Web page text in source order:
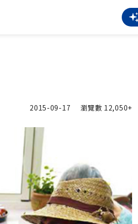
2015-09-17 瀏覽數 12,050+